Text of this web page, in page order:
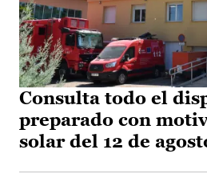
Consulta todo el
preparado con
solar del 12 de